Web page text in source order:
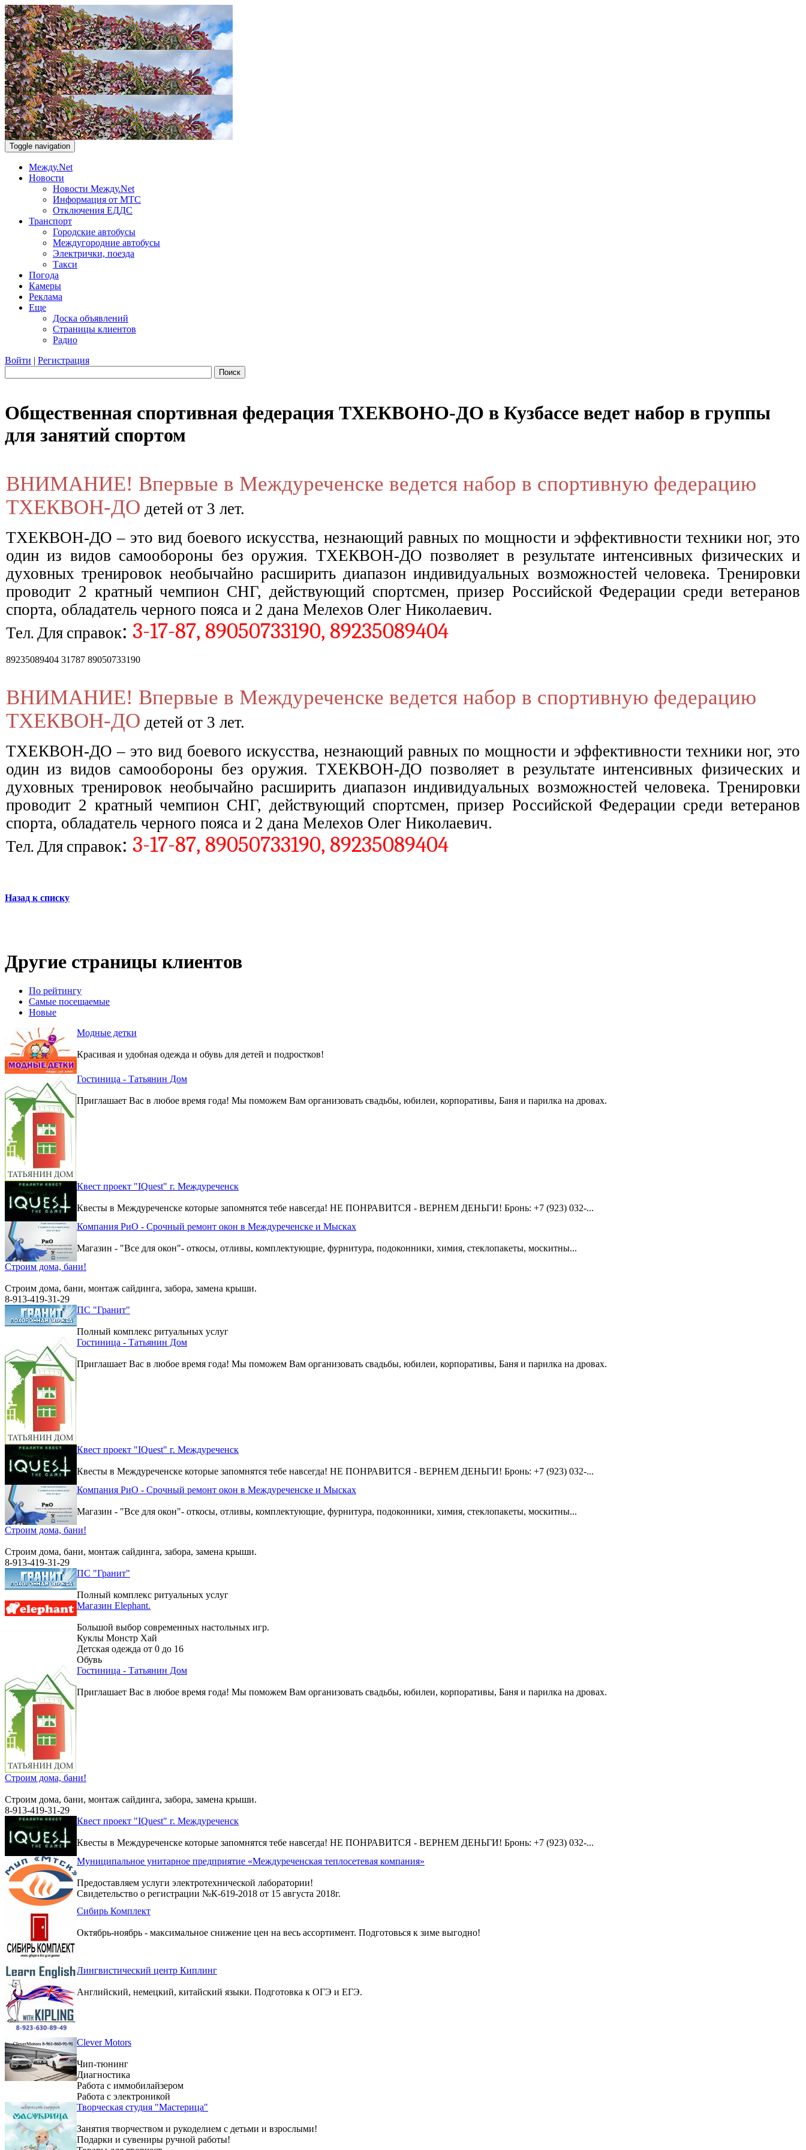
Toggle navigation
Между.Net
Новости
Новости Между.Net
Информация от МТС
Отключения ЕДДС
Транспорт
Городские автобусы
Междугородние автобусы
Электрички, поезда
Такси
Погода
Камеры
Реклама
Еще
Доска объявлений
Страницы клиентов
Радио
Войти | Регистрация
Поиск
Общественная спортивная федерация ТХЕКВОНО-ДО в Кузбассе ведет набор в группы
для занятий спортом
ВНИМАНИЕ! Впервые в Междуреченске ведется набор в спортивную федерацию
ТХЕКВОН-ДО детей от 3 лет.
ТХЕКВОН-ДО – это вид боевого искусства, незнающий равных по мощности и эффективности техники ног, это
один из видов самообороны без оружия. ТХЕКВОН-ДО позволяет в результате интенсивных физических и
духовных тренировок необычайно расширить диапазон индивидуальных возможностей человека. Тренировки
проводит 2 кратный чемпион СНГ, действующий спортсмен, призер Российской Федерации среди ветеранов
спорта, обладатель черного пояса и 2 дана Мелехов Олег Николаевич.
Тел. Для справок: 3-17-87, 89050733190, 89235089404
89235089404 31787 89050733190
ВНИМАНИЕ! Впервые в Междуреченске ведется набор в спортивную федерацию
ТХЕКВОН-ДО детей от 3 лет.
ТХЕКВОН-ДО – это вид боевого искусства, незнающий равных по мощности и эффективности техники ног, это
один из видов самообороны без оружия. ТХЕКВОН-ДО позволяет в результате интенсивных физических и
духовных тренировок необычайно расширить диапазон индивидуальных возможностей человека. Тренировки
проводит 2 кратный чемпион СНГ, действующий спортсмен, призер Российской Федерации среди ветеранов
спорта, обладатель черного пояса и 2 дана Мелехов Олег Николаевич.
Тел. Для справок: 3-17-87, 89050733190, 89235089404
Назад к списку
Другие страницы клиентов
По рейтингу
Самые посещаемые
Новые
Модные детки
Красивая и удобная одежда и обувь для детей и подростков!
Гостиница - Татьянин Дом
Приглашает Вас в любое время года! Мы поможем Вам организовать свадьбы, юбилеи, корпоративы, Баня и парилка на дровах.
Квест проект "IQuest" г. Междуреченск
Квесты в Междуреченске которые запомнятся тебе навсегда! НЕ ПОНРАВИТСЯ - ВЕРНЕМ ДЕНЬГИ! Бронь: +7 (923) 032-...
Компания РиО - Срочный ремонт окон в Междуреченске и Мысках
Магазин - "Все для окон"- откосы, отливы, комплектующие, фурнитура, подоконники, химия, стеклопакеты, москитны...
Строим дома, бани!
Строим дома, бани, монтаж сайдинга, забора, замена крыши.
8-913-419-31-29
ПС "Гранит"
Полный комплекс ритуальных услуг
Гостиница - Татьянин Дом
Приглашает Вас в любое время года! Мы поможем Вам организовать свадьбы, юбилеи, корпоративы, Баня и парилка на дровах.
Квест проект "IQuest" г. Междуреченск
Квесты в Междуреченске которые запомнятся тебе навсегда! НЕ ПОНРАВИТСЯ - ВЕРНЕМ ДЕНЬГИ! Бронь: +7 (923) 032-...
Компания РиО - Срочный ремонт окон в Междуреченске и Мысках
Магазин - "Все для окон"- откосы, отливы, комплектующие, фурнитура, подоконники, химия, стеклопакеты, москитны...
Строим дома, бани!
Строим дома, бани, монтаж сайдинга, забора, замена крыши.
8-913-419-31-29
ПС "Гранит"
Полный комплекс ритуальных услуг
Магазин Elephant.
Большой выбор современных настольных игр.
Куклы Монстр Хай
Детская одежда от 0 до 16
Обувь
Гостиница - Татьянин Дом
Приглашает Вас в любое время года! Мы поможем Вам организовать свадьбы, юбилеи, корпоративы, Баня и парилка на дровах.
Строим дома, бани!
Строим дома, бани, монтаж сайдинга, забора, замена крыши.
8-913-419-31-29
Квест проект "IQuest" г. Междуреченск
Квесты в Междуреченске которые запомнятся тебе навсегда! НЕ ПОНРАВИТСЯ - ВЕРНЕМ ДЕНЬГИ! Бронь: +7 (923) 032-...
Муниципальное унитарное предприятие «Междуреченская теплосетевая компания»
Предоставляем услуги электротехнической лаборатории!
Свидетельство о регистрации №К-619-2018 от 15 августа 2018г.
Сибирь Комплект
Октябрь-ноябрь - максимальное снижение цен на весь ассортимент. Подготовься к зиме выгодно!
Лингвистический центр Киплинг
Английский, немецкий, китайский языки. Подготовка к ОГЭ и ЕГЭ.
Clever Motors
Чип-тюнинг
Диагностика
Работа с иммобилайзером
Работа с электроникой
Творческая студия "Мастерица"
Занятия творчеством и рукоделием с детьми и взрослыми!
Подарки и сувениры ручной работы!